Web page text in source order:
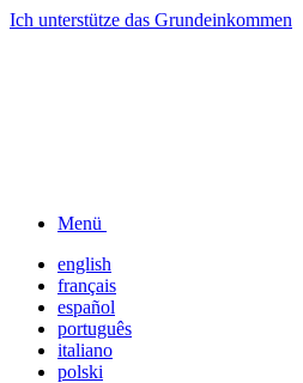
Ich unterstütze das Grundeinkommen
Menü
english
français
español
português
italiano
polski